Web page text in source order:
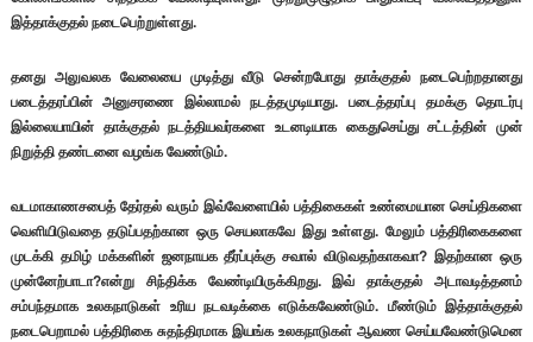
இத்தாக்குதல் நடைபெற்றுள்ளது.
தனது அலுவலக வேலையை முடித்து வீடு சென்றபோது தாக்குதல் நடைபெற்றதானது
படைத்தரப்பின் அனுசரணை இல்லாமல் நடத்தமுடியாது. படைத்தரப்பு தமக்கு தொடர்பு
இல்லையாயின் தாக்குதல் நடத்தியவர்களை உடனடியாக கைதுசெய்து சட்டத்தின் முன்
நிறுத்தி தண்டனை வழங்க வேண்டும்.
வடமாகாணசபைத் தேர்தல் வரும் இவ்வேளையில் பத்திகைகள் உண்மையான செய்திகளை
வெளியிடுவதை தடுப்பதற்கான ஒரு செயலாகவே இது உள்ளது. மேலும் பத்திரிகைகளை
முடக்கி தமிழ் மக்களின் ஜனநாயக தீர்ப்புக்கு சவால் விடுவதற்காகவா? இதற்கான ஒரு
முன்னேற்பாடா?என்று சிந்திக்க வேண்டியிருக்கிறது. இவ் தாக்குதல் அடாவடித்தனம்
சம்பந்தமாக உலகநாடுகள் உரிய நடவடிக்கை எடுக்கவேண்டும். மீண்டும் இத்தாக்குதல்
நடைபெறாமல் பத்திரிகை சுதந்திரமாக இயங்க உலகநாடுகள் ஆவண செய்யவேண்டுமென